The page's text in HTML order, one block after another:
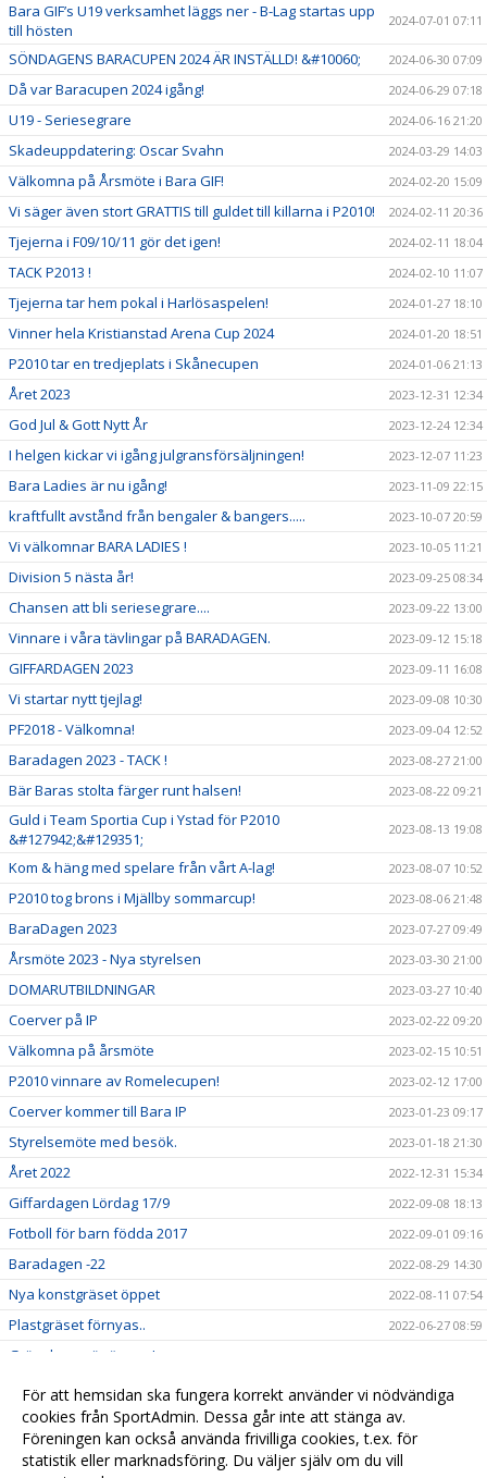
Bara GIF’s U19 verksamhet läggs ner - B-Lag startas upp
till hösten
2024-07-01 07:11
SÖNDAGENS BARACUPEN 2024 ÄR INSTÄLLD! &#10060; 2024-06-30 07:09
Då var Baracupen 2024 igång! 2024-06-29 07:18
U19 - Seriesegrare 2024-06-16 21:20
Skadeuppdatering: Oscar Svahn 2024-03-29 14:03
Välkomna på Årsmöte i Bara GIF! 2024-02-20 15:09
Vi säger även stort GRATTIS till guldet till killarna i P2010! 2024-02-11 20:36
Tjejerna i F09/10/11 gör det igen! 2024-02-11 18:04
TACK P2013 ! 2024-02-10 11:07
Tjejerna tar hem pokal i Harlösaspelen! 2024-01-27 18:10
Vinner hela Kristianstad Arena Cup 2024 2024-01-20 18:51
P2010 tar en tredjeplats i Skånecupen 2024-01-06 21:13
Året 2023 2023-12-31 12:34
God Jul & Gott Nytt År 2023-12-24 12:34
I helgen kickar vi igång julgransförsäljningen! 2023-12-07 11:23
Bara Ladies är nu igång! 2023-11-09 22:15
kraftfullt avstånd från bengaler & bangers..... 2023-10-07 20:59
Vi välkomnar BARA LADIES ! 2023-10-05 11:21
Division 5 nästa år! 2023-09-25 08:34
Chansen att bli seriesegrare.... 2023-09-22 13:00
Vinnare i våra tävlingar på BARADAGEN. 2023-09-12 15:18
GIFFARDAGEN 2023 2023-09-11 16:08
Vi startar nytt tjejlag! 2023-09-08 10:30
PF2018 - Välkomna! 2023-09-04 12:52
Baradagen 2023 - TACK ! 2023-08-27 21:00
Bär Baras stolta färger runt halsen! 2023-08-22 09:21
Guld i Team Sportia Cup i Ystad för P2010
&#127942;&#129351;
2023-08-13 19:08
Kom & häng med spelare från vårt A-lag! 2023-08-07 10:52
P2010 tog brons i Mjällby sommarcup! 2023-08-06 21:48
BaraDagen 2023 2023-07-27 09:49
Årsmöte 2023 - Nya styrelsen 2023-03-30 21:00
DOMARUTBILDNINGAR 2023-03-27 10:40
Coerver på IP 2023-02-22 09:20
Välkomna på årsmöte 2023-02-15 10:51
P2010 vinnare av Romelecupen! 2023-02-12 17:00
Coerver kommer till Bara IP 2023-01-23 09:17
Styrelsemöte med besök. 2023-01-18 21:30
Året 2022 2022-12-31 15:34
Giffardagen Lördag 17/9 2022-09-08 18:13
Fotboll för barn födda 2017 2022-09-01 09:16
Baradagen -22 2022-08-29 14:30
Nya konstgräset öppet 2022-08-11 07:54
Plastgräset förnyas.. 2022-06-27 08:59
Gräsplanen är öppen!
Välkommen att träna fotboll med oss! 2022-03-15 09:49
Hemsidan är under uppbyggnad 2022-03-13 14:28
Året 2021 2022-01-01 08:30
För att hemsidan ska fungera korrekt använder vi nödvändiga
cookies från SportAdmin. Dessa går inte att stänga av.
Föreningen kan också använda frivilliga cookies, t.ex. för
statistik eller marknadsföring. Du väljer själv om du vill